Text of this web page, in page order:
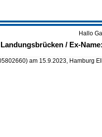
Hallo
/ Ex-
am 15.9.2023, Hamburg